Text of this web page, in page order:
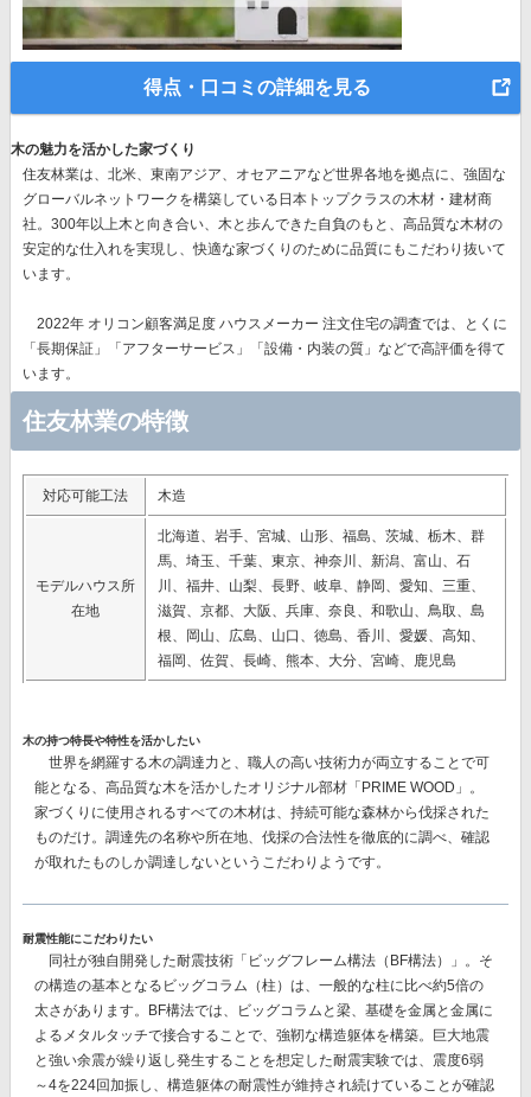
得点・口コミの詳細を見る
木の魅力を活かした家づくり
住友林業は、北米、東南アジア、オセアニアなど世界各地を拠点に、強固な
グローバルネットワークを構築している日本トップクラスの木材・建材商
社。300年以上木と向き合い、木と歩んできた自負のもと、高品質な木材の
安定的な仕入れを実現し、快適な家づくりのために品質にもこだわり抜いて
います。
2022年 オリコン顧客満足度 ハウスメーカー 注文住宅の調査では、とくに
「長期保証」「アフターサービス」「設備・内装の質」 などで高評価を得て
います。
住友林業の特徴
対応可能工法 木造
モデルハウス所
在地
北海道、岩手、宮城、山形、福島、茨城、栃木、群
馬、埼玉、千葉、東京、神奈川、新潟、富山、石
川、福井、山梨、長野、岐阜、静岡、愛知、三重、
滋賀、京都、大阪、兵庫、奈良、和歌山、鳥取、島
根、岡山、広島、山口、徳島、香川、愛媛、高知、
福岡、佐賀、長崎、熊本、大分、宮崎、鹿児島
木の持つ特長や特性を活かしたい
世界を網羅する木の調達力と、職人の高い技術力が両立することで可
能となる、高品質な木を活かしたオリジナル部材 「PRIME WOOD」。
家づくりに使用されるすべての木材は、持続可能な森林から伐採された
ものだけ。調達先の名称や所在地、伐採の合法性を徹底的に調べ、確認
が取れたものしか調達しないというこだわりようです。
耐震性能にこだわりたい
同社が独自開発した耐震技術 「ビッグフレーム構法（BF構法）」。 そ
の構造の基本となるビッグコラム（柱）は、一般的な柱に比べ約5倍の
太さがあります。BF構法では、ビッグコラムと梁、基礎を金属と金属に
よるメタルタッチで接合することで、強靭な構造躯体を構築。巨大地震
と強い余震が繰り返し発生することを想定した耐震実験では、 震度6弱
～4を224回加振し、構造躯体の耐震性が維持され続けていることが確認